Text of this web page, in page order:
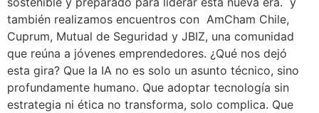
también realizamos encuentros con AmCham Chile,
Cuprum, Mutual de Seguridad y JBIZ, una comunidad
que reúna a jóvenes emprendedores. ¿Qué nos dejó
esta gira? Que la IA no es solo un asunto técnico, sino
profundamente humano. Que adoptar tecnología sin
estrategia ni ética no transforma, solo complica. Que